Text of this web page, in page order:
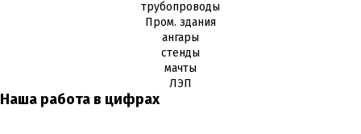
трубопроводы
Пром. здания
ангары
стенды
мачты
ЛЭП
Наша работа в цифрах